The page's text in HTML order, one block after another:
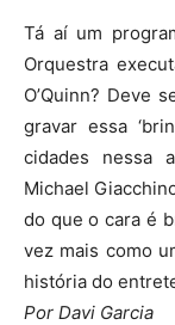
Tá aí um
Orquestra
O’Quinn? Deve
gravar essa
cidades nessa
Michael
do que o cara é
vez mais como
história do
Por Davi Garcia